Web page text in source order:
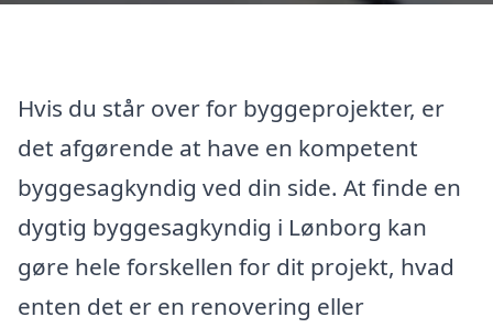
Hvis du står over for byggeprojekter, er
det afgørende at have en kompetent
byggesagkyndig ved din side. At finde en
dygtig byggesagkyndig i Lønborg kan
gøre hele forskellen for dit projekt, hvad
enten det er en renovering eller